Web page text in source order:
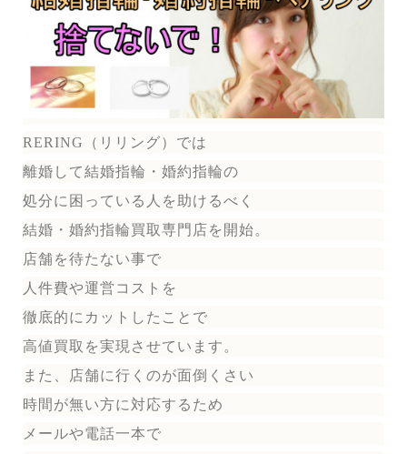
RERING（リリング） では
離婚して結婚指輪・婚約指輪の
処分に困っている人を助けるべく
結婚・婚約指輪買取専門店を開始。
店舗を待たない事で
人件費や運営コストを
徹底的にカットしたことで
高値買取を実現させています。
また、店舗に行くのが面倒くさい
時間が無い方に対応するため
メールや電話一本で